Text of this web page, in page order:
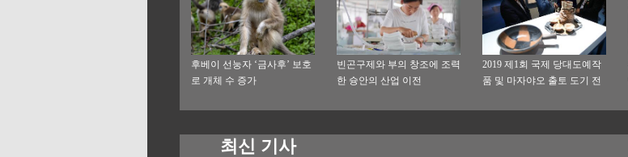
후베이 선눙자 ‘금사후’ 보호
로 개체 수 증가
빈곤구제와 부의 창조에 조력
한 슝안의 산업 이전
2019 제1회 국제 당대도예작
품 및 마자야오 출토 도기 전
최신 기사